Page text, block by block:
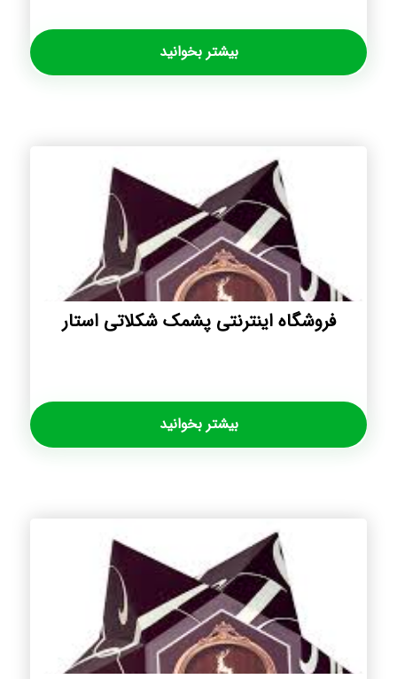
بیشتر بخوانید
فروشگاه اینترنتی پشمک شکلاتی استار
بیشتر بخوانید